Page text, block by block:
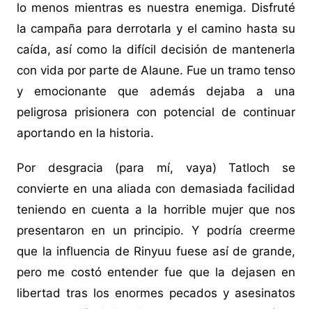
lo menos mientras es nuestra enemiga. Disfruté
la campaña para derrotarla y el camino hasta su
caída, así como la difícil decisión de mantenerla
con vida por parte de Alaune. Fue un tramo tenso
y emocionante que además dejaba a una
peligrosa prisionera con potencial de continuar
aportando en la historia.
Por desgracia (para mí, vaya) Tatloch se
convierte en una aliada con demasiada facilidad
teniendo en cuenta a la horrible mujer que nos
presentaron en un principio. Y podría creerme
que la influencia de Rinyuu fuese así de grande,
pero me costó entender fue que la dejasen en
libertad tras los enormes pecados y asesinatos